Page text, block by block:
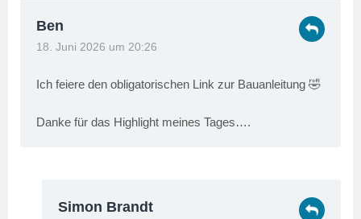
Ben
18. Juni 2026 um 20:26
Ich feiere den obligatorischen Link zur Bauanleitung 🤣
Danke für das Highlight meines Tages….
Simon Brandt